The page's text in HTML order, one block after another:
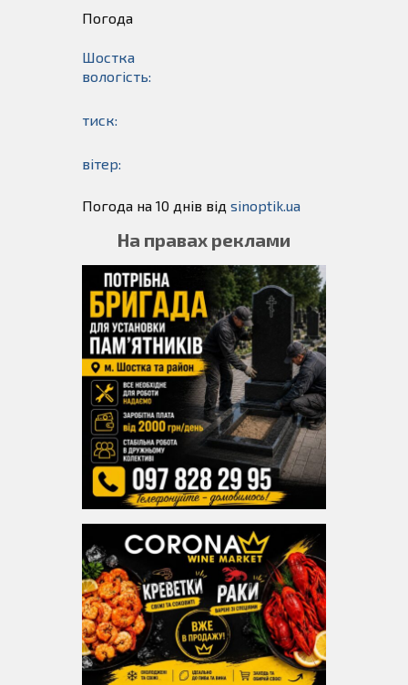
Погода
Шостка
вологість:
тиск:
вітер:
Погода на 10 днів від sinoptik.ua
На правах реклами